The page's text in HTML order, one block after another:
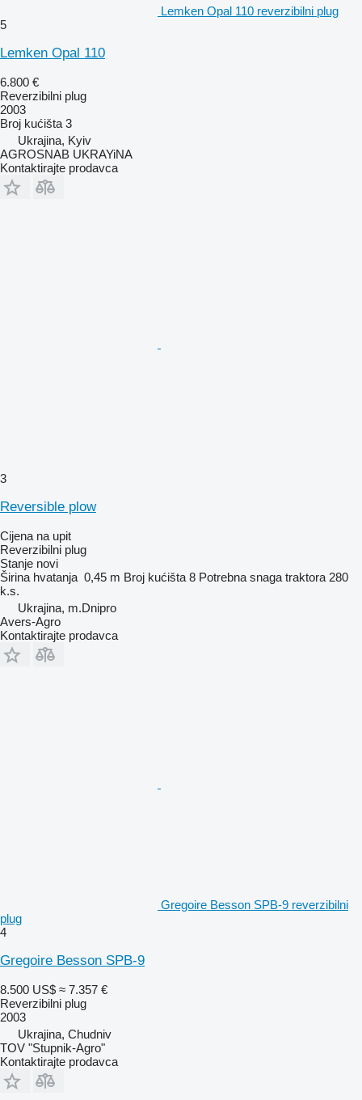
Lemken Opal 110 reverzibilni plug
5
Lemken Opal 110
6.800 €
Reverzibilni plug
2003
Broj kućišta 3
Ukrajina, Kyiv
AGROSNAB UKRAYiNA
Kontaktirajte prodavca
3
Reversible plow
Cijena na upit
Reverzibilni plug
Stanje novi
Širina hvatanja 0,45 m Broj kućišta 8 Potrebna snaga traktora 280
k.s.
Ukrajina, m.Dnipro
Avers-Agro
Kontaktirajte prodavca
Gregoire Besson SPB-9 reverzibilni
plug
4
Gregoire Besson SPB-9
8.500 US$ ≈ 7.357 €
Reverzibilni plug
2003
Ukrajina, Chudniv
TOV "Stupnik-Agro"
Kontaktirajte prodavca